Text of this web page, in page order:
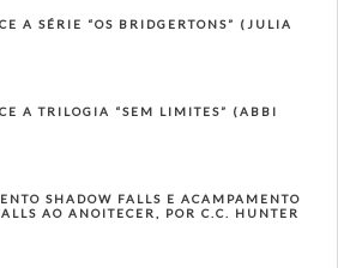
A SÉRIE “OS BRIDGERTONS” (JULIA
A TRILOGIA “SEM LIMITES” (ABBI
SHADOW FALLS E ACAMPAMENTO
AO ANOITECER, POR C.C. HUNTER